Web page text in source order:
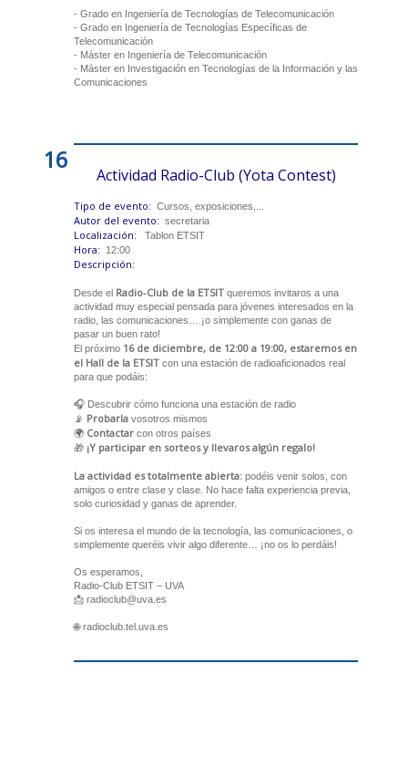
- Grado en Ingeniería de Tecnologías de Telecomunicación
- Grado en Ingeniería de Tecnologías Específicas de
Telecomunicación
- Máster en Ingeniería de Telecomunicación
- Máster en Investigación en Tecnologías de la Información y las
Comunicaciones
16
Actividad Radio-Club (Yota Contest)
Tipo de evento: Cursos, exposiciones,...
Autor del evento: secretaria
Localización: Tablon ETSIT
Hora: 12:00
Descripción:
Desde el Radio-Club de la ETSIT queremos invitaros a una
actividad muy especial pensada para jóvenes interesados en la
radio, las comunicaciones… ¡o simplemente con ganas de
pasar un buen rato!
El próximo 16 de diciembre, de 12:00 a 19:00, estaremos en
el Hall de la ETSIT con una estación de radioaficionados real
para que podáis:
🎧 Descubrir cómo funciona una estación de radio
📡 Probarla vosotros mismos
🌍 Contactar con otros países
🎁 ¡Y participar en sorteos y llevaros algún regalo!
La actividad es totalmente abierta: podéis venir solos, con
amigos o entre clase y clase. No hace falta experiencia previa,
solo curiosidad y ganas de aprender.
Si os interesa el mundo de la tecnología, las comunicaciones, o
simplemente queréis vivir algo diferente… ¡no os lo perdáis!
Os esperamos,
Radio-Club ETSIT – UVA
📩 radioclub@uva.es
🌐 radioclub.tel.uva.es